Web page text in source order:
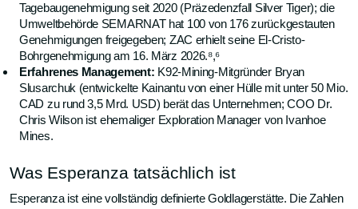
Tagebaugenehmigung seit 2020 (Präzedenzfall Silver Tiger); die
Umweltbehörde SEMARNAT hat 100 von 176 zurückgestauten
Genehmigungen freigegeben; ZAC erhielt seine El-Cristo-
Bohrgenehmigung am 16. März 2026.⁸,⁶
Erfahrenes Management: K92-Mining-Mitgründer Bryan
Slusarchuk (entwickelte Kainantu von einer Hülle mit unter 50 Mio.
CAD zu rund 3,5 Mrd. USD) berät das Unternehmen; COO Dr.
Chris Wilson ist ehemaliger Exploration Manager von Ivanhoe
Mines.
Was Esperanza tatsächlich ist
Esperanza ist eine vollständig definierte Goldlagerstätte. Die Zahlen